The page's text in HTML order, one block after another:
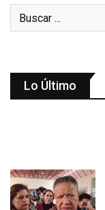
Lo Último